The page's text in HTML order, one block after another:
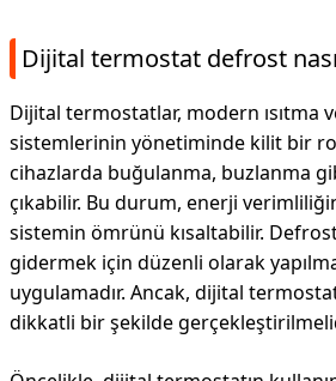
Dijital termostat defrost
Dijital termostatlar, modern ısıtma
sistemlerinin yönetiminde kilit bir
cihazlarda buğulanma, buzlanma
çıkabilir. Bu durum, enerji
sistemin ömrünü kısaltabilir.
gidermek için düzenli olarak
uygulamadır. Ancak, dijital
dikkatli bir şekilde